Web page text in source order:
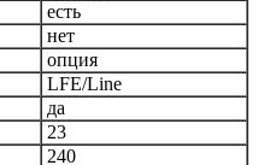
есть
нет
опция
LFE/Line
да
23
240